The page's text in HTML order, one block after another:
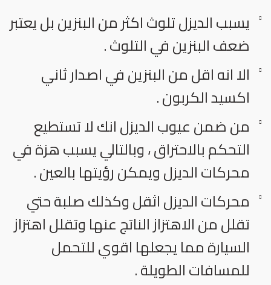
يسبب الديزل تلوث اكثر من البنزين بل يعتبر
ضعف البنزين في التلوث .
الا انه اقل من البنزين في اصدار ثاني
اكسيد الكربون .
من ضمن عيوب الديزل انك لا تستطيع
التحكم بالاحتراق ، وبالتالي يسبب هزة في
محركات الديزل ويمكن رؤيتها بالعين .
محركات الديزل اثقل وكذلك صلبة حتي
تقلل من الاهتزاز الناتج عنها وتقلل اهتزاز
السيارة مما يجعلها اقوي للتحمل
للمسافات الطويلة .